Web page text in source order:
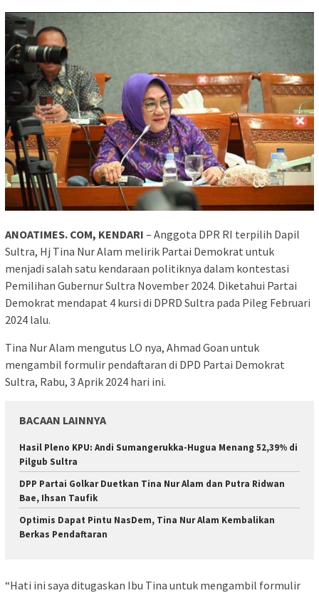
ANOATIMES. COM, KENDARI – Anggota DPR RI terpilih Dapil
Sultra, Hj Tina Nur Alam melirik Partai Demokrat untuk
menjadi salah satu kendaraan politiknya dalam kontestasi
Pemilihan Gubernur Sultra November 2024. Diketahui Partai
Demokrat mendapat 4 kursi di DPRD Sultra pada Pileg Februari
2024 lalu.
Tina Nur Alam mengutus LO nya, Ahmad Goan untuk
mengambil formulir pendaftaran di DPD Partai Demokrat
Sultra, Rabu, 3 Aprik 2024 hari ini.
BACAAN LAINNYA
Hasil Pleno KPU: Andi Sumangerukka-Hugua Menang 52,39% di
Pilgub Sultra
DPP Partai Golkar Duetkan Tina Nur Alam dan Putra Ridwan
Bae, Ihsan Taufik
Optimis Dapat Pintu NasDem, Tina Nur Alam Kembalikan
Berkas Pendaftaran
“Hati ini saya ditugaskan Ibu Tina untuk mengambil formulir